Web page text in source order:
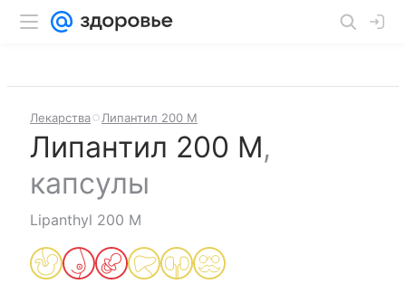
Лекарства Липантил 200 М
Липантил 200 М,
капсулы
Lipanthyl 200 M